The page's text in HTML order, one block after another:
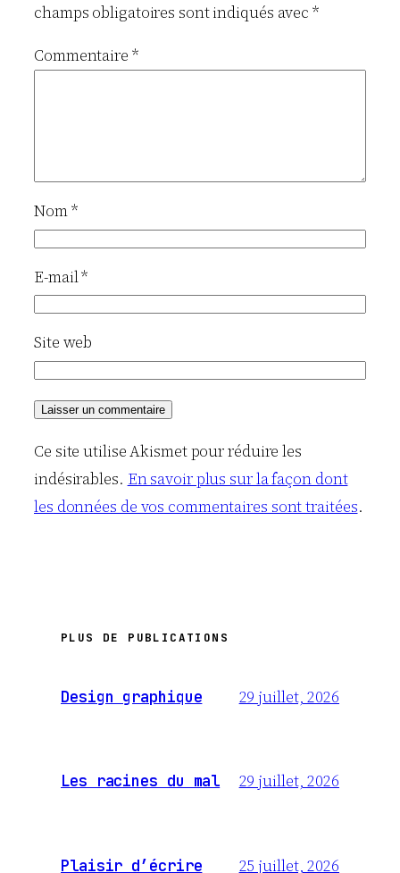
champs obligatoires sont indiqués avec*
Commentaire *
Nom*
E-mail*
Site web
Ce site utilise Akismet pour réduire les
indésirables. En savoir plus sur la façon dont
les données de vos commentaires sont traitées.
PLUS DE PUBLICATIONS
Design graphique 29 juillet, 2026
Les racines du mal 29 juillet, 2026
Plaisir d’écrire 25 juillet, 2026